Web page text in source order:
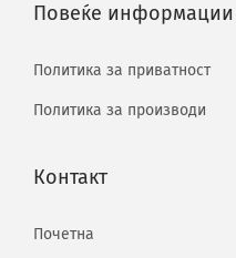
Повеќе информации
Политика за приватност
Политика за производи
Контакт
Почетна